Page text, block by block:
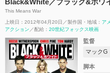
This Means War
上映日：2012年04月20日 製作国・地域： ア
アクション
配給： 20世紀フォックス映画
監督
マックG
脚本